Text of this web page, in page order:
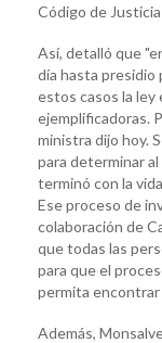
Código de
Así, detalló que
día hasta presidio
estos casos la ley
ejemplificadoras.
ministra dijo hoy.
para determinar
terminó con la
Ese proceso de
colaboración de
que todas las
para que el
permita encontrar
Además,